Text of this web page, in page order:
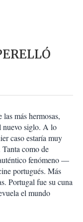
las más hermosas,
nuevo siglo. A lo
caso estaría muy
como de
fenómeno —
portugués. Más
Portugal fue su cuna
el mundo